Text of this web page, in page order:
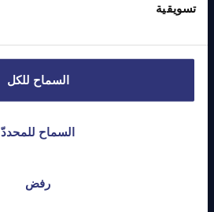
تسويقية
السماح للكل
السماح للمحددّ
رفض